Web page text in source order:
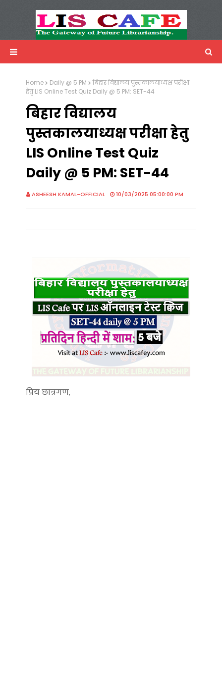
Advertisemnet
Home Daily @ 5 PM
बिहार विद्यालय पुस्तकालयाध्यक्ष परीक्षा
हेतु LIS Online Test Quiz Daily @ 5 PM: SET-44
बिहार विद्यालय
पुस्तकालयाध्यक्ष परीक्षा हेतु
LIS Online Test Quiz
Daily @ 5 PM: SET-44
ASHEESH KAMAL-OFFICIAL 10/03/2025 05:00:00 PM
प्रिय छात्रगण,